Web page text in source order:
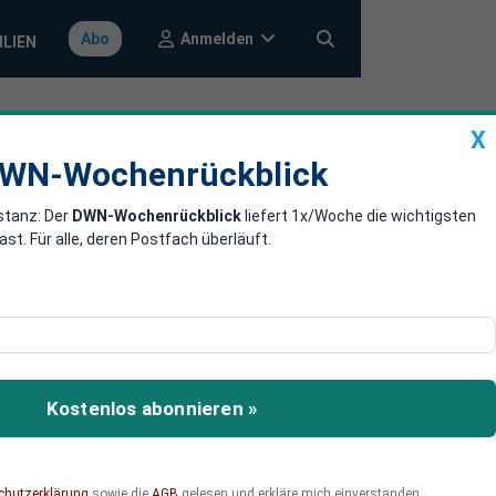
Abo Anmelden
Linken mit ihrer
Folgen für die
X
Wochenrückblick
Der DWN-Wochenrückblick liefert 1x/Woche die wichtigsten
Für alle, deren Postfach überläuft.
Kostenlos abonnieren »